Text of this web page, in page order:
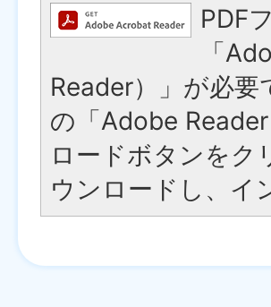
PDF
「
Reader）」が必
の「Adobe
ロードボタンをク
ウンロードし、イ